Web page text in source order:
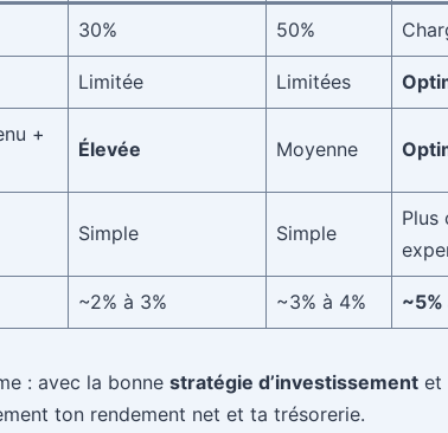
30% 50%
Limitée Limitées
+
Élevée Moyenne
Simple Simple
Plus
~2% à 3% ~3% à 4% ~5%
: avec la bonne stratégie d’investissement et
ton rendement net et ta trésorerie.